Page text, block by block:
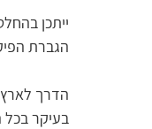
ייתכן
הגברת
הדרך לארץ
בעיקר בכל